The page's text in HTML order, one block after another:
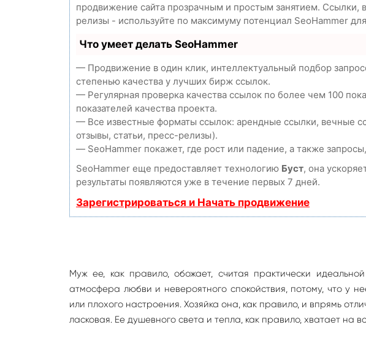
продвижение сайта прозрачным и простым занятием. Ссылки,
релизы - используйте по максимуму потенциал SeoHammer
Что умеет делать SeoHammer
— Продвижение в один клик, интеллектуальный подбор
степенью качества у лучших бирж ссылок.
— Регулярная проверка качества ссылок по более чем 100
показателей качества проекта.
— Все известные форматы ссылок: арендные ссылки, вечные
отзывы, статьи, пресс-релизы).
— SeoHammer покажет, где рост или падение, а также
SeoHammer еще предоставляет технологию Буст, она
результаты появляются уже в течение первых 7 дней.
Зарегистрироваться и Начать продвижение
Муж ее, как правило, обожает, считая практически
атмосфера любви и невероятного спокойствия, потому, что у
или плохого настроения. Хозяйка она, как правило, и впрямь
ласковая. Ее душевного света и тепла, как правило, хватает на